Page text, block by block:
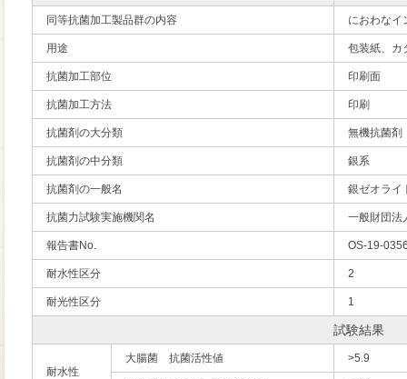
同等抗菌加工製品群の内容 におわなイ
用途 包装紙、カ
抗菌加工部位 印刷面
抗菌加工方法 印刷
抗菌剤の大分類 無機抗菌剤
抗菌剤の中分類 銀系
抗菌剤の一般名 銀ゼオライ
抗菌力試験実施機関名 一般財団法
報告書No. OS-19-
耐水性区分 2
耐光性区分 1
試験結果
耐水性
大腸菌 抗菌活性値 >5.9